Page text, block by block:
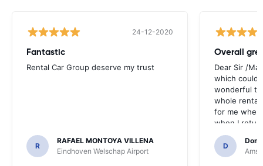
24-12-2020
Fantastic
Rental Car Group deserve my trust
R
RAFAEL MONTOYA VILLENA
Eindhoven Welschap Airport
Overall
Dear Sir /
which could
wonderful to
whole
for me
when I
the desk
will be
D